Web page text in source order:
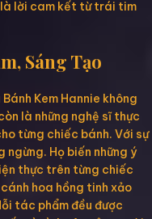
lời cam kết từ trái tim
Sáng Tạo
Kem Hannie không
là những nghệ sĩ thực
từng chiếc bánh. Với sự
Họ biến những ý
thực trên từng chiếc
hoa hồng tinh xảo
tác phẩm đều được